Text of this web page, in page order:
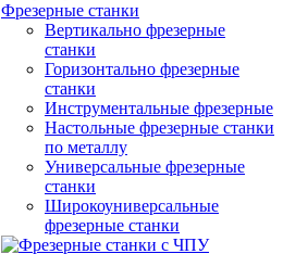
Фрезерные станки
Вертикально фрезерные
станки
Горизонтально фрезерные
станки
Инструментальные фрезерные
Настольные фрезерные станки
по металлу
Универсальные фрезерные
станки
Широкоуниверсальные
фрезерные станки